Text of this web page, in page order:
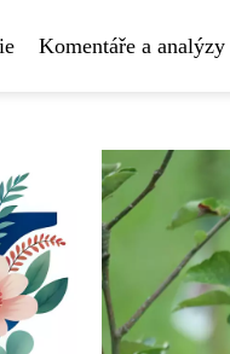
Komentáře a analýzy